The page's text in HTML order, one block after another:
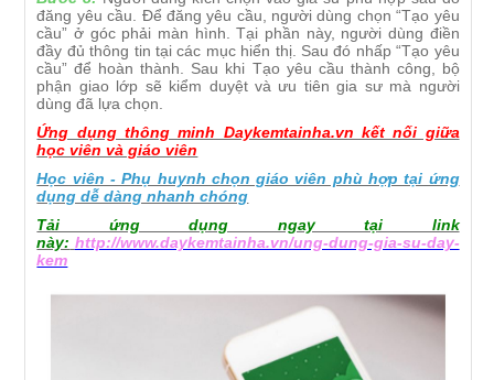
đăng yêu cầu. Để đăng yêu cầu, người dùng chọn “Tạo yêu
cầu” ở góc phải màn hình. Tại phần này, người dùng điền
đầy đủ thông tin tại các mục hiển thị. Sau đó nhấp “Tạo yêu
cầu” để hoàn thành. Sau khi Tạo yêu cầu thành công, bộ
phận giao lớp sẽ kiểm duyệt và ưu tiên gia sư mà người
dùng đã lựa chọn.
Ứng dụng thông minh Daykemtainha.vn kết nối giữa
học viên và giáo viên
Học viên - Phụ huynh chọn giáo viên phù hợp tại ứng
dụng dễ dàng nhanh chóng
Tải ứng dụng ngay tại link
này: http://www.daykemtainha.vn/ung-dung-gia-su-day-
kem